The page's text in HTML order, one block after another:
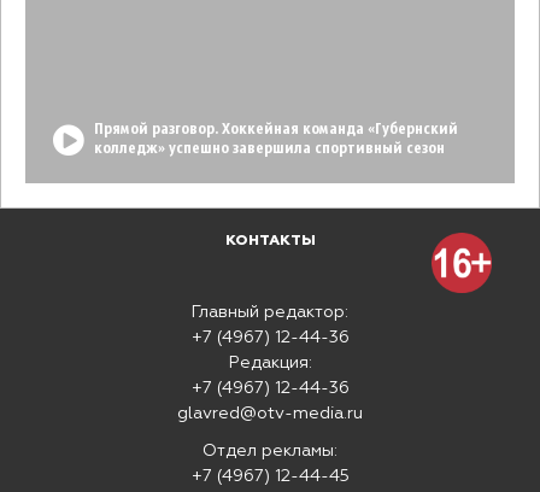
Прямой разговор. Хоккейная команда «Губернский
колледж» успешно завершила спортивный сезон
КОНТАКТЫ
Главный редактор:
+7 (4967) 12-44-36
Редакция:
+7 (4967) 12-44-36
glavred@otv-media.ru
Отдел рекламы:
+7 (4967) 12-44-45